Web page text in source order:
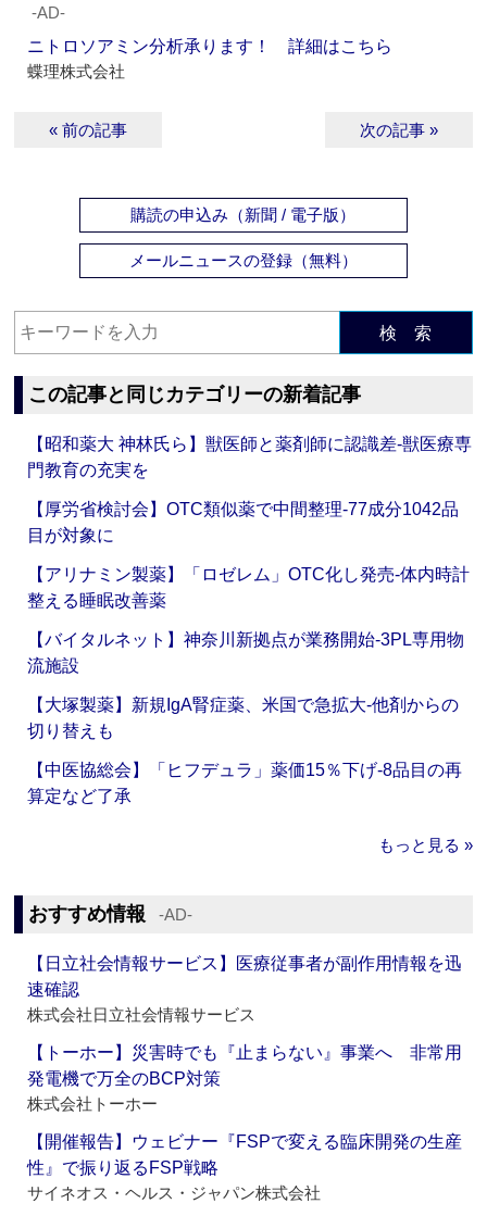
‐AD‐
ニトロソアミン分析承ります！ 詳細はこちら
蝶理株式会社
« 前の記事 次の記事 »
購読の申込み（新聞 / 電子版）
メールニュースの登録（無料）
検 索
この記事と同じカテゴリーの新着記事
【昭和薬大 神林氏ら】獣医師と薬剤師に認識差‐獣医療専
門教育の充実を
【厚労省検討会】OTC類似薬で中間整理‐77成分1042品
目が対象に
【アリナミン製薬】「ロゼレム」OTC化し発売‐体内時計
整える睡眠改善薬
【バイタルネット】神奈川新拠点が業務開始‐3PL専用物
流施設
【大塚製薬】新規IgA腎症薬、米国で急拡大‐他剤からの
切り替えも
【中医協総会】「ヒフデュラ」薬価15％下げ‐8品目の再
算定など了承
もっと見る »
おすすめ情報 ‐AD‐
【日立社会情報サービス】医療従事者が副作用情報を迅
速確認
株式会社日立社会情報サービス
【トーホー】災害時でも『止まらない』事業へ 非常用
発電機で万全のBCP対策
株式会社トーホー
【開催報告】ウェビナー『FSPで変える臨床開発の生産
性』で振り返るFSP戦略
サイネオス・ヘルス・ジャパン株式会社